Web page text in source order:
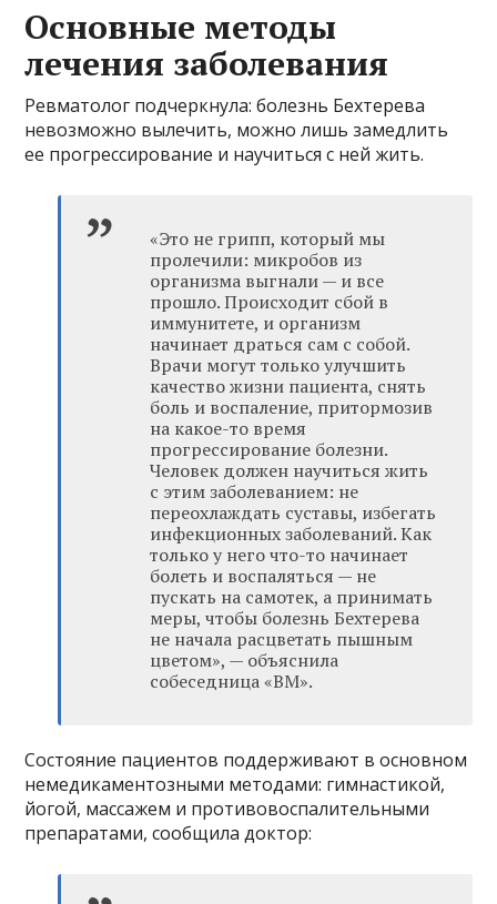
Основные методы
лечения заболевания
Ревматолог подчеркнула: болезнь Бехтерева
невозможно вылечить, можно лишь замедлить
ее прогрессирование и научиться с ней жить.
«Это не грипп, который мы
пролечили: микробов из
организма выгнали — и все
прошло. Происходит сбой в
иммунитете, и организм
начинает драться сам с собой.
Врачи могут только улучшить
качество жизни пациента, снять
боль и воспаление, притормозив
на какое-то время
прогрессирование болезни.
Человек должен научиться жить
с этим заболеванием: не
переохлаждать суставы, избегать
инфекционных заболеваний. Как
только у него что-то начинает
болеть и воспаляться — не
пускать на самотек, а принимать
меры, чтобы болезнь Бехтерева
не начала расцветать пышным
цветом», — объяснила
собеседница «ВМ».
Состояние пациентов поддерживают в основном
немедикаментозными методами: гимнастикой,
йогой, массажем и противовоспалительными
препаратами, сообщила доктор: